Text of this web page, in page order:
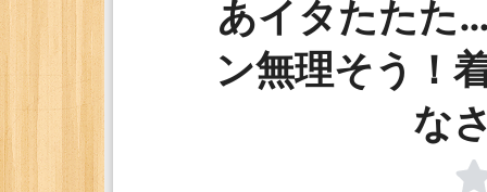
あイタたたた
ン無理そう！
な